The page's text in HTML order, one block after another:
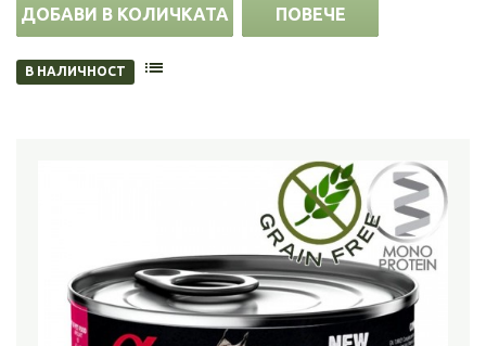
ДОБАВИ В КОЛИЧКАТА ПОВЕЧЕ
В НАЛИЧНОСТ